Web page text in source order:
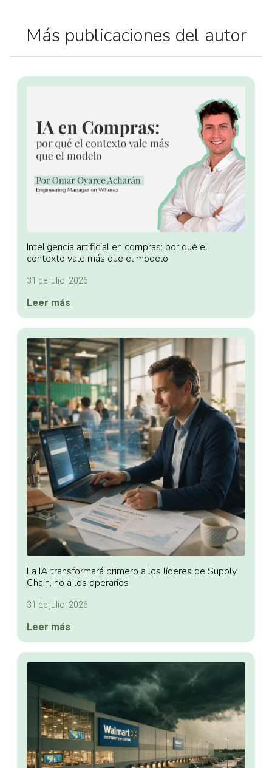
Más publicaciones del autor
Inteligencia artificial en compras: por qué el
contexto vale más que el modelo
31 de julio, 2026
Leer más
La IA transformará primero a los líderes de Supply
Chain, no a los operarios
31 de julio, 2026
Leer más